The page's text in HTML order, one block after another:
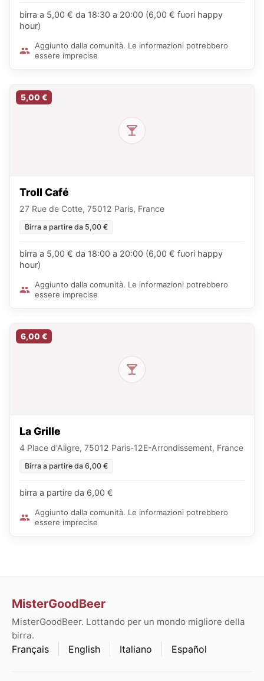
birra a 5,00 € da 18:30 a 20:00 (6,00 € fuori happy
hour)
Aggiunto dalla comunità. Le informazioni potrebbero
essere imprecise
5,00 €
Troll Café
27 Rue de Cotte, 75012 Paris, France
Birra a partire da 5,00 €
birra a 5,00 € da 18:00 a 20:00 (6,00 € fuori happy
hour)
Aggiunto dalla comunità. Le informazioni potrebbero
essere imprecise
6,00 €
La Grille
4 Place d'Aligre, 75012 Paris-12E-Arrondissement, France
Birra a partire da 6,00 €
birra a partire da 6,00 €
Aggiunto dalla comunità. Le informazioni potrebbero
essere imprecise
MisterGoodBeer
MisterGoodBeer. Lottando per un mondo migliore della
birra.
Français English Italiano Español